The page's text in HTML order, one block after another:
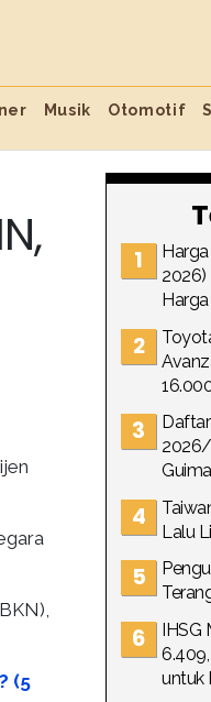
Musik Otomotif
(5
2026)
2026/
Lalu
IHSG
untuk